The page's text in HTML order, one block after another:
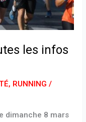
les infos
, RUNNING /
dimanche 8 mars